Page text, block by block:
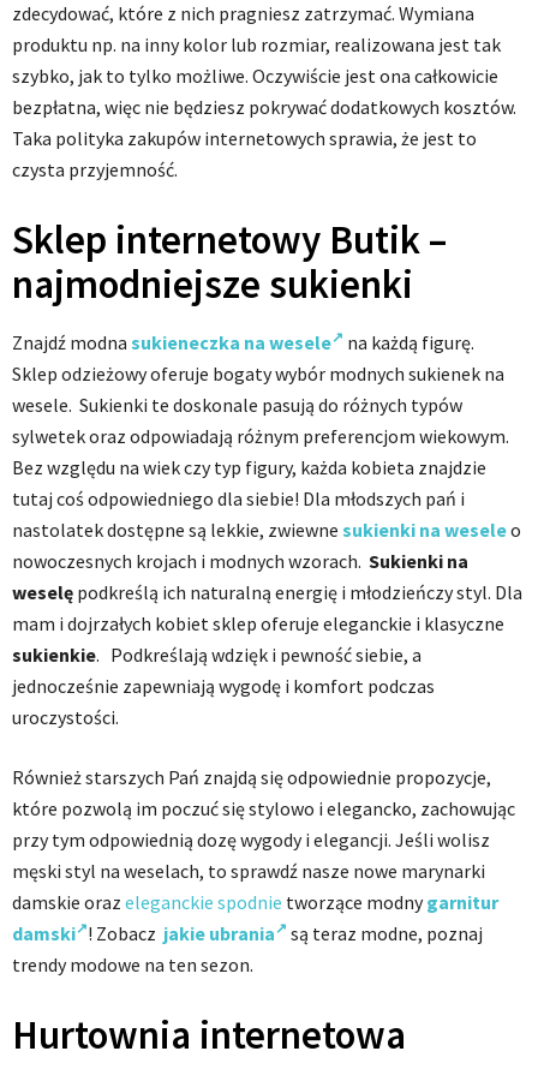
zdecydować, które z nich pragniesz zatrzymać. Wymiana
produktu np. na inny kolor lub rozmiar, realizowana jest tak
szybko, jak to tylko możliwe. Oczywiście jest ona całkowicie
bezpłatna, więc nie będziesz pokrywać dodatkowych kosztów.
Taka polityka zakupów internetowych sprawia, że jest to
czysta przyjemność.
Sklep internetowy Butik –
najmodniejsze sukienki
Znajdź modna sukieneczka na wesele
na każdą figurę.
Sklep odzieżowy oferuje bogaty wybór modnych sukienek na
wesele. Sukienki te doskonale pasują do różnych typów
sylwetek oraz odpowiadają różnym preferencjom wiekowym.
Bez względu na wiek czy typ figury, każda kobieta znajdzie
tutaj coś odpowiedniego dla siebie! Dla młodszych pań i
nastolatek dostępne są lekkie, zwiewne sukienki na weseleo
nowoczesnych krojach i modnych wzorach. Sukienki na
weselę podkreślą ich naturalną energię i młodzieńczy styl. Dla
mam i dojrzałych kobiet sklep oferuje eleganckie i klasyczne
sukienkie. Podkreślają wdzięk i pewność siebie, a
jednocześnie zapewniają wygodę i komfort podczas
uroczystości.
Również starszych Pań znajdą się odpowiednie propozycje,
które pozwolą im poczuć się stylowo i elegancko, zachowując
przy tym odpowiednią dozę wygody i elegancji. Jeśli wolisz
męski styl na weselach, to sprawdź nasze nowe marynarki
damskie oraz eleganckie spodnie tworzące modnygarnitur
damski ! Zobacz jakie ubrania
są teraz modne, poznaj
trendy modowe na ten sezon.
Hurtownia internetowa